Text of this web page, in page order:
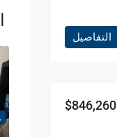
التفاصيل
$846,260